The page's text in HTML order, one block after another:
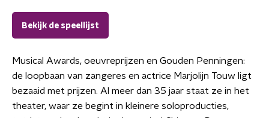
Bekijk de speellijst
Musical Awards, oeuvreprijzen en Gouden Penningen:
de loopbaan van zangeres en actrice Marjolijn Touw ligt
bezaaid met prijzen. Al meer dan 35 jaar staat ze in het
theater, waar ze begint in kleinere soloproducties,